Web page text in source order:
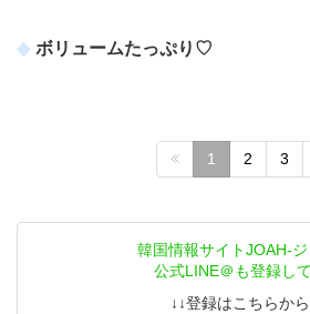
ボリュームたっぷり♡
1 2 3
韓国情報サイトJOAH-
公式LINE＠も登録し
↓↓登録はこちらから